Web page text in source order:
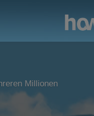
Millionen